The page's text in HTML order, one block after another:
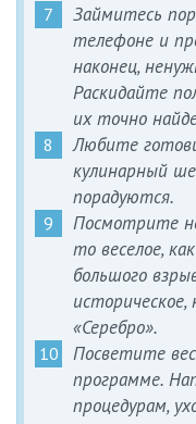
Займитесь
телефоне и
наконец,
Раскидайте
их точно
Любите
кулинарный
порадуются.
Посмотрите
то веселое,
большого
историческое,
«Серебро».
Посветите
программе.
процедурам,